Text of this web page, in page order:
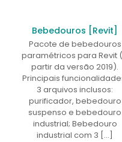
Bebedouros [Revit]
Pacote de bebedouros
paramétricos para Revit
partir da versão 2019).
Principais
3 arquivos inclusos:
purificador, bebedouro
suspenso e bebedouro
industrial; Bebedouro
industrial com 3 […]